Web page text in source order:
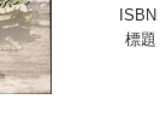
ISBN
標題